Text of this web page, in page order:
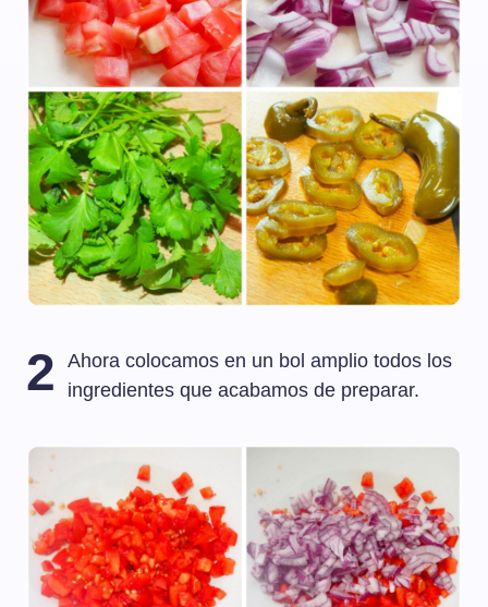
2
Ahora colocamos en un bol amplio todos los
ingredientes que acabamos de preparar.